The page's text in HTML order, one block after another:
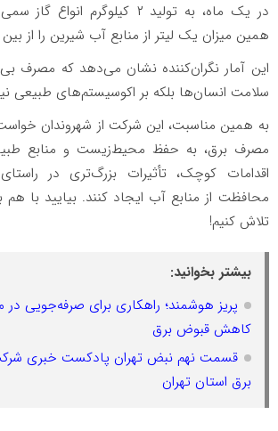
در یک ماه، به تولید ۲ کیلوگرم
همین میزان یک لیتر از منابع آب شیرین را از
این آمار نگران‌کننده نشان می‌دهد که مصرف
سلامت انسان‌ها بلکه بر اکوسیستم‌های طبیعی
به همین مناسبت، این شرکت از شهروندان
مصرف برق، به حفظ محیط‌زیست و منابع
اقدامات کوچک، تأثیرات بزرگ‌تری در
محافظت از منابع آب ایجاد کنند. بیایید با هم
تلاش کنیم!
بیشتر بخوانید:
پریز هوشمند؛ راهکاری برای صرفه‌جویی
کاهش قبوض برق
قسمت نهم نبض تهران پادکست خبری
برق استان تهران